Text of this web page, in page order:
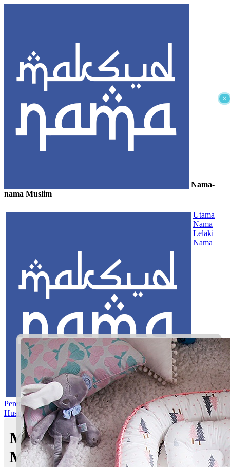
×
Nama-
nama Muslim
Utama
Nama
Lelaki
Nama
Perempuan Nama Pilihan Nama Gabungan Nama Rasul
Asma’ul
Husna Mom's Club
Maksud nama Haziq Fikri |
Maksud Nama dalam Islam